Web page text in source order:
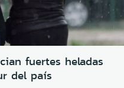
fuertes heladas
del país